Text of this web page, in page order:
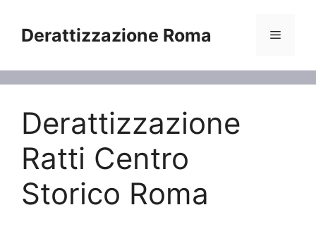
contenuto
Derattizzazione Roma Menu
Derattizzazione
Ratti Centro
Storico Roma